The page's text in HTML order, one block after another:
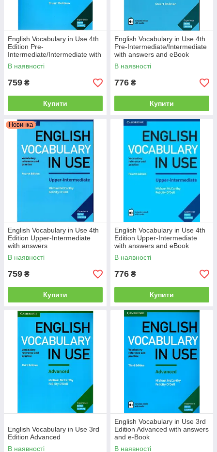
English Vocabulary in Use 4th
Edition Pre-
Intermediate/Intermediate with
answers
В наявності
759 ₴
Купити
English Vocabulary in Use 4th
Pre-Intermediate/Intermediate
with answers and eBook
В наявності
776 ₴
Купити
Новинка
English Vocabulary in Use 4th
Edition Upper-Intermediate
with answers
В наявності
759 ₴
Купити
English Vocabulary in Use 4th
Edition Upper-Intermediate
with answers and eBook
В наявності
776 ₴
Купити
English Vocabulary in Use 3rd
Edition Advanced
В наявності
English Vocabulary in Use 3rd
Edition Advanced with answers
and e-Book
В наявності